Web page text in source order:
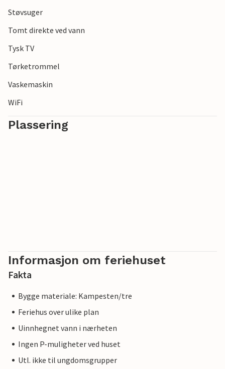
Støvsuger
Tomt direkte ved vann
Tysk TV
Tørketrommel
Vaskemaskin
WiFi
Plassering
Informasjon om feriehuset
Fakta
Bygge materiale: Kampesten/tre
Feriehus over ulike plan
Uinnhegnet vann i nærheten
Ingen P-muligheter ved huset
Utl. ikke til ungdomsgrupper